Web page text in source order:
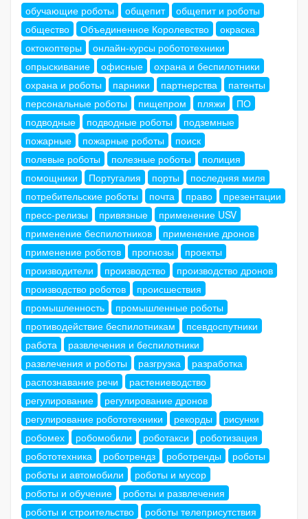
обучающие роботы
общепит
общепит и роботы
общество
Объединенное Королевство
окраска
октокоптеры
онлайн-курсы робототехники
опрыскивание
офисные
охрана и беспилотники
охрана и роботы
парники партнерства
патенты
персональные роботы
пищепром пляжи
ПО
подводные
подводные роботы
подземные
пожарные
пожарные роботы
поиск
полевые роботы
полезные роботы
полиция
помощники
Португалия порты
последняя миля
потребительские роботы
почта право
презентации
пресс-релизы
привязные
применение USV
применение беспилотников
применение дронов
применение роботов
прогнозы
проекты
производители
производство
производство дронов
производство роботов
происшествия
промышленность
промышленные роботы
противодействие беспилотникам
псевдоспутники
работа
развлечения и беспилотники
развлечения и роботы
разгрузка
разработка
распознавание речи
растениеводство
регулирование
регулирование дронов
регулирование робототехники
рекорды
рисунки
робомех
робомобили роботакси
роботизация
робототехника
роботрендз роботренды
роботы
роботы и автомобили
роботы и мусор
роботы и обучение
роботы и развлечения
роботы и строительство
роботы телеприсутствия